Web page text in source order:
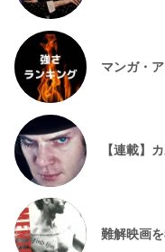
マンガ・
【連載】
難解映画